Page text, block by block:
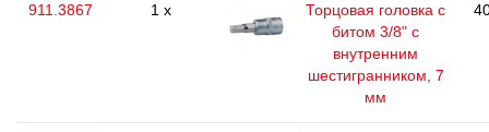
911.3867 1 x
Торцовая головка с
битом 3/8" с
внутренним
шестигранником, 7
мм